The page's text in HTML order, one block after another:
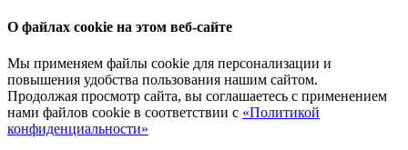
О файлах cookie на этом веб-сайте
Мы применяем файлы cookie для персонализации и
повышения удобства пользования нашим сайтом.
Продолжая просмотр сайта, вы соглашаетесь с применением
нами файлов cookie в соответствии с «Политикой
конфиденциальности»